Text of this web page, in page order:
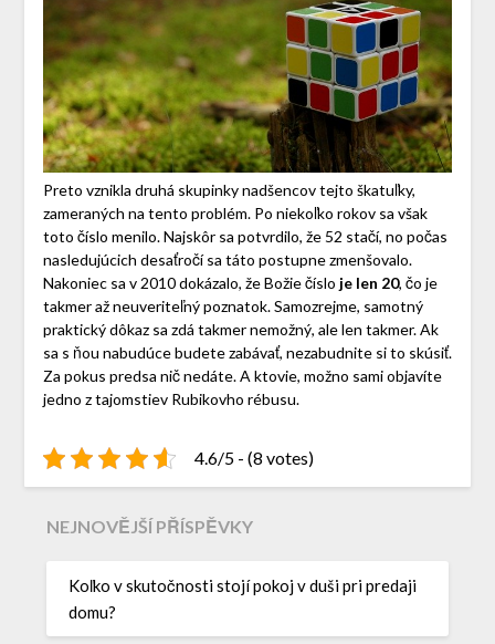
Preto vznikla druhá skupinky nadšencov tejto škatuľky,
zameraných na tento problém. Po niekoľko rokov sa však
toto číslo menilo. Najskôr sa potvrdilo, že 52 stačí, no počas
nasledujúcich desaťročí sa táto postupne zmenšovalo.
Nakoniec sa v 2010 dokázalo, že Božie číslo je len 20, čo je
takmer až neuveriteľný poznatok. Samozrejme, samotný
praktický dôkaz sa zdá takmer nemožný, ale len takmer. Ak
sa s ňou nabudúce budete zabávať, nezabudnite si to skúsiť.
Za pokus predsa nič nedáte. A ktovie, možno sami objavíte
jedno z tajomstiev Rubikovho rébusu.
4.6/5 - (8 votes)
NEJNOVĚJŠÍ PŘÍSPĚVKY
Koľko v skutočnosti stojí pokoj v duši pri predaji
domu?